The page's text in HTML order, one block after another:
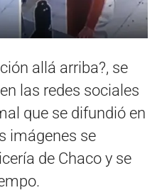
allá arriba?, se
las redes sociales
que se difundió en
imágenes se
de Chaco y se